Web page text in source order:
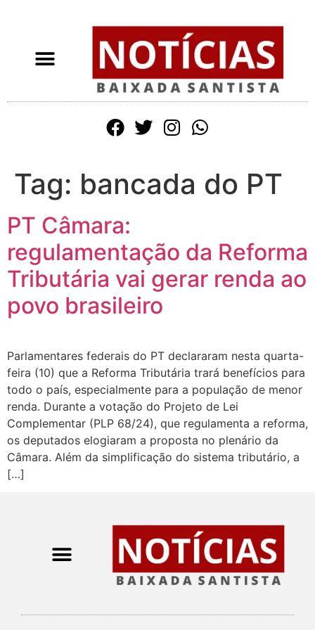
Tag: bancada do PT
PT Câmara:
regulamentação da Reforma
Tributária vai gerar renda ao
povo brasileiro
Parlamentares federais do PT declararam nesta quarta-
feira (10) que a Reforma Tributária trará benefícios para
todo o país, especialmente para a população de menor
renda. Durante a votação do Projeto de Lei
Complementar (PLP 68/24), que regulamenta a reforma,
os deputados elogiaram a proposta no plenário da
Câmara. Além da simplificação do sistema tributário, a
[…]